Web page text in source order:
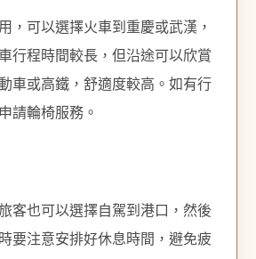
，可以選擇火車到重慶或武漢，
行程時間較長，但沿途可以欣賞
車或高鐵，舒適度較高。如有行
請輪椅服務。
客也可以選擇自駕到港口，然後
要注意安排好休息時間，避免疲